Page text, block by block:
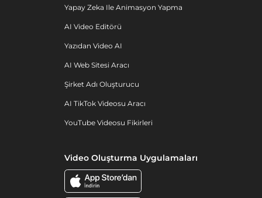
Yapay Zeka Ile Animasyon Yapma
AI Video Editörü
Yazıdan Video AI
AI Web Sitesi Aracı
Şirket Adı Oluşturucu
AI TikTok Videosu Aracı
YouTube Videosu Fikirleri
Video Oluşturma Uygulamaları